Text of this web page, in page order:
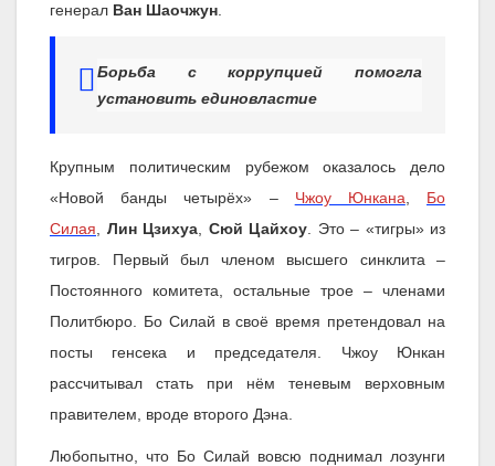
генерал Ван Шаочжун
Борьба с коррупцией помогла
установить единовластие
Крупным политическим рубежом оказалось дело
«Новой банды четырёх» – Чжоу Юнкана
Бо
Силая
Лин Цзихуа Сюй Цайхоу . Это – «тигры» из
тигров. Первый был членом высшего синклита –
Постоянного комитета, остальные трое – членами
Политбюро. Бо Силай в своё время претендовал на
посты генсека и председателя. Чжоу Юнкан
рассчитывал стать при нём теневым верховным
правителем, вроде второго Дэна.
Любопытно, что Бо Силай вовсю поднимал лозунги